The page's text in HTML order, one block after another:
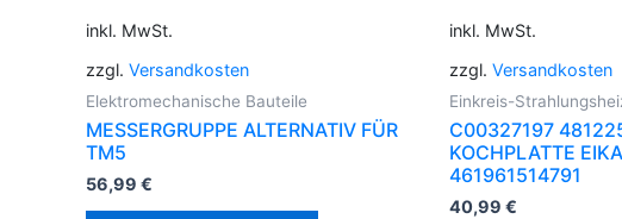
inkl. MwSt.
zzgl. Versandkosten
Elektromechanische Bauteile
MESSERGRUPPE ALTERNATIV FÜR
TM5
56,99 €
inkl. MwSt.
zzgl. Versandkosten
Einkreis-
C00327197
KOCHPLATTE
461961514791
40,99 €